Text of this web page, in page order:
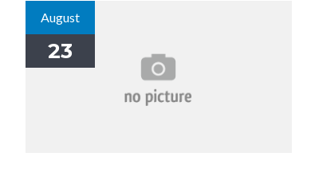
August
23